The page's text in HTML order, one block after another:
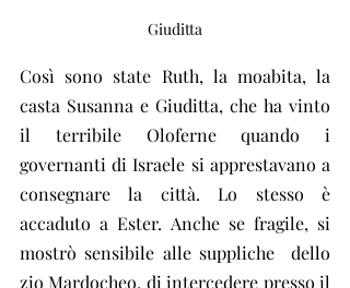
Giuditta
Così sono state Ruth, la moabita, la
casta Susanna e Giuditta, che ha vinto
il terribile Oloferne quando i
governanti di Israele si apprestavano a
consegnare la città. Lo stesso è
accaduto a Ester. Anche se fragile, si
mostrò sensibile alle suppliche  dello
zio Mardocheo, di intercedere presso il